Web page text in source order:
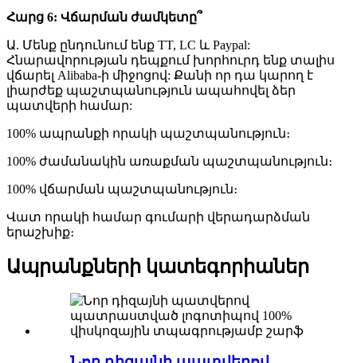
Հարց 6: Վճարման ժամկետը՞
Ա. Մենք ընդունում ենք TT, LC և Paypal:
Հնարավորության դեպքում խորհուրդ ենք տալիս
վճարել Alibaba-ի միջոցով: Քանի որ դա կարող է
լիարժեք պաշտպանություն ապահովել ձեր
պատվերի համար:
100% ապրանքի որակի պաշտպանություն։
100% ժամանակին առաքման պաշտպանություն։
100% վճարման պաշտպանություն։
Վատ որակի համար գումարի վերադարձման
երաշխիք։
Ապրանքների կատեգորիաներ